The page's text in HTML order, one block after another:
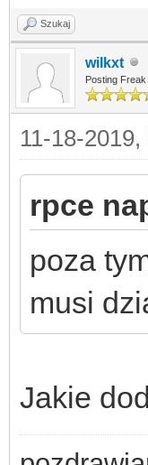
Szukaj
wilkxt
Posting Freak
11-18-
rpce
poza
musi
Jakie